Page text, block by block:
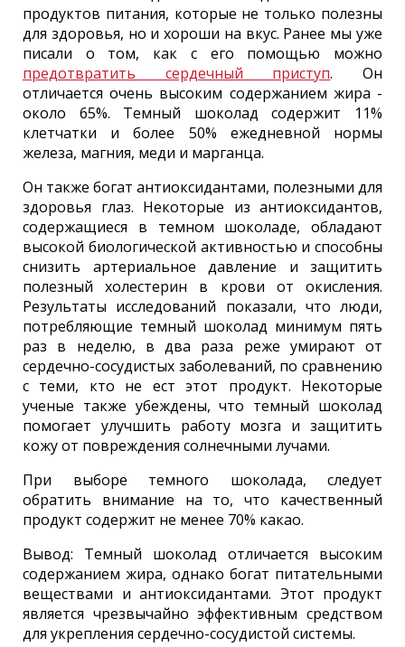
продуктов питания, которые не только полезны
для здоровья, но и хороши на вкус. Ранее мы уже
писали о том, как с его помощью можно
предотвратить сердечный приступ. Он
отличается очень высоким содержанием жира -
около 65%. Темный шоколад содержит 11%
клетчатки и более 50% ежедневной нормы
железа, магния, меди и марганца.
Он также богат антиоксидантами, полезными для
здоровья глаз. Некоторые из антиоксидантов,
содержащиеся в темном шоколаде, обладают
высокой биологической активностью и способны
снизить артериальное давление и защитить
полезный холестерин в крови от окисления.
Результаты исследований показали, что люди,
потребляющие темный шоколад минимум пять
раз в неделю, в два раза реже умирают от
сердечно-сосудистых заболеваний, по сравнению
с теми, кто не ест этот продукт. Некоторые
ученые также убеждены, что темный шоколад
помогает улучшить работу мозга и защитить
кожу от повреждения солнечными лучами.
При выборе темного шоколада, следует
обратить внимание на то, что качественный
продукт содержит не менее 70% какао.
Вывод: Темный шоколад отличается высоким
содержанием жира, однако богат питательными
веществами и антиоксидантами. Этот продукт
является чрезвычайно эффективным средством
для укрепления сердечно-сосудистой системы.